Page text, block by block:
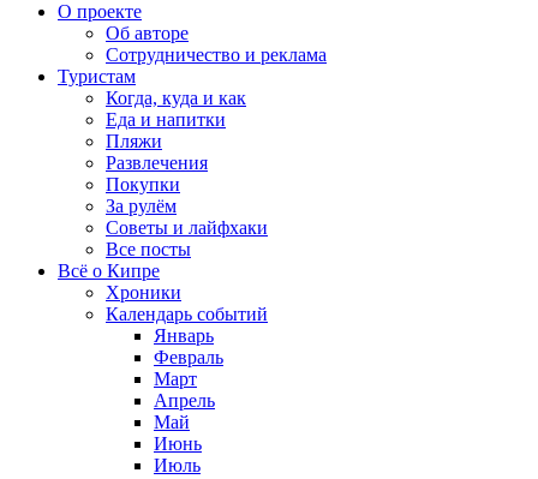
О проекте
Об авторе
Сотрудничество и реклама
Туристам
Когда, куда и как
Еда и напитки
Пляжи
Развлечения
Покупки
За рулём
Советы и лайфхаки
Все посты
Всё о Кипре
Хроники
Календарь событий
Январь
Февраль
Март
Апрель
Май
Июнь
Июль